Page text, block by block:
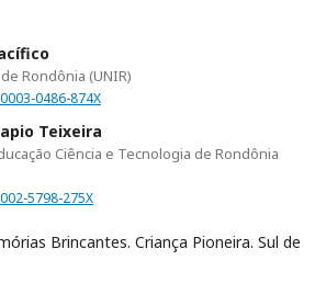
Rondônia (UNIR)
0486-874X
Teixeira
Ciência e Tecnologia de Rondônia
5798-275X
Brincantes. Criança Pioneira. Sul de